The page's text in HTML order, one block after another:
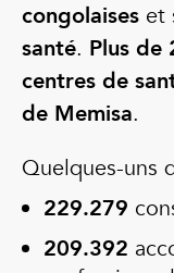
congolaises et
santé. Plus de
centres de
de Memisa.
Quelques-uns
229.279
209.392